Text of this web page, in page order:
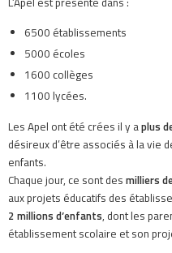
6500 établissements
5000 écoles
1600 collèges
1100 lycées.
Les Apel ont été crées il y aplus
désireux d’être associés à la vie
enfants.
Chaque jour, ce sont des milliers
aux projets éducatifs des
2 millions d’enfants, dont les
établissement scolaire et son